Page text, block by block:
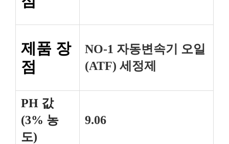
제품 장
점
NO-1 자동변속기 오일
(ATF) 세정제
PH 값
(3% 농
도)
9.06